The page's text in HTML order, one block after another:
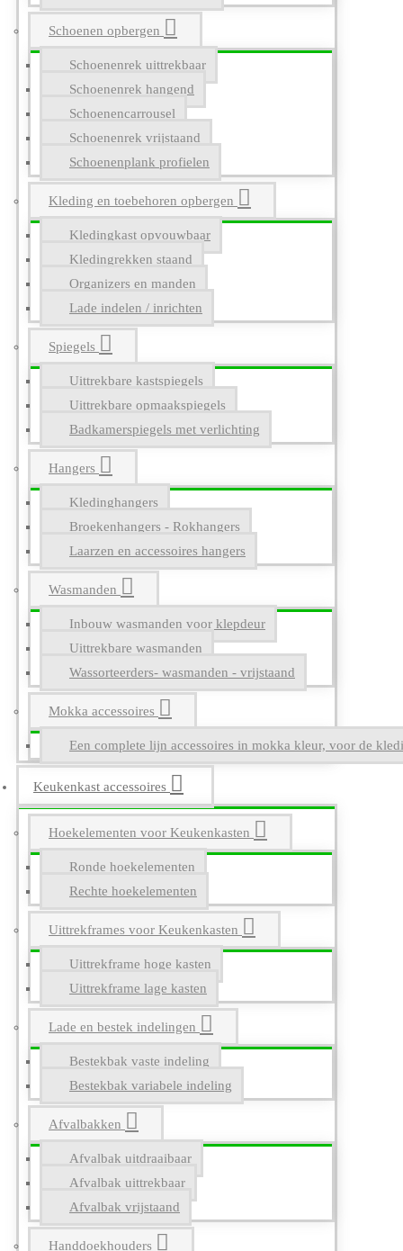
Schoenen opbergen
Schoenenrek uittrekbaar
Schoenenrek hangend
Schoenencarrousel
Schoenenrek vrijstaand
Schoenenplank profielen
Kleding en toebehoren opbergen
Kledingkast opvouwbaar
Kledingrekken staand
Organizers en manden
Lade indelen / inrichten
Spiegels
Uittrekbare kastspiegels
Uittrekbare opmaakspiegels
Badkamerspiegels met verlichting
Hangers
Kledinghangers
Broekenhangers - Rokhangers
Laarzen en accessoires hangers
Wasmanden
Inbouw wasmanden voor klepdeur
Uittrekbare wasmanden
Wassorteerders- wasmanden - vrijstaand
Mokka accessoires
Een complete lijn accessoires in mokka kleur, voor de
Keukenkast accessoires
Hoekelementen voor Keukenkasten
Ronde hoekelementen
Rechte hoekelementen
Uittrekframes voor Keukenkasten
Uittrekframe hoge kasten
Uittrekframe lage kasten
Lade en bestek indelingen
Bestekbak vaste indeling
Bestekbak variabele indeling
Afvalbakken
Afvalbak uitdraaibaar
Afvalbak uittrekbaar
Afvalbak vrijstaand
Handdoekhouders